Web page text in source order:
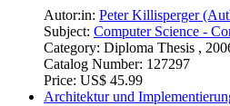
Autor:in: Peter Killisperger
Subject: Computer Science -
Category: Diploma Thesis ,
Catalog Number: 127297
Price: US$ 45.99
Architektur und